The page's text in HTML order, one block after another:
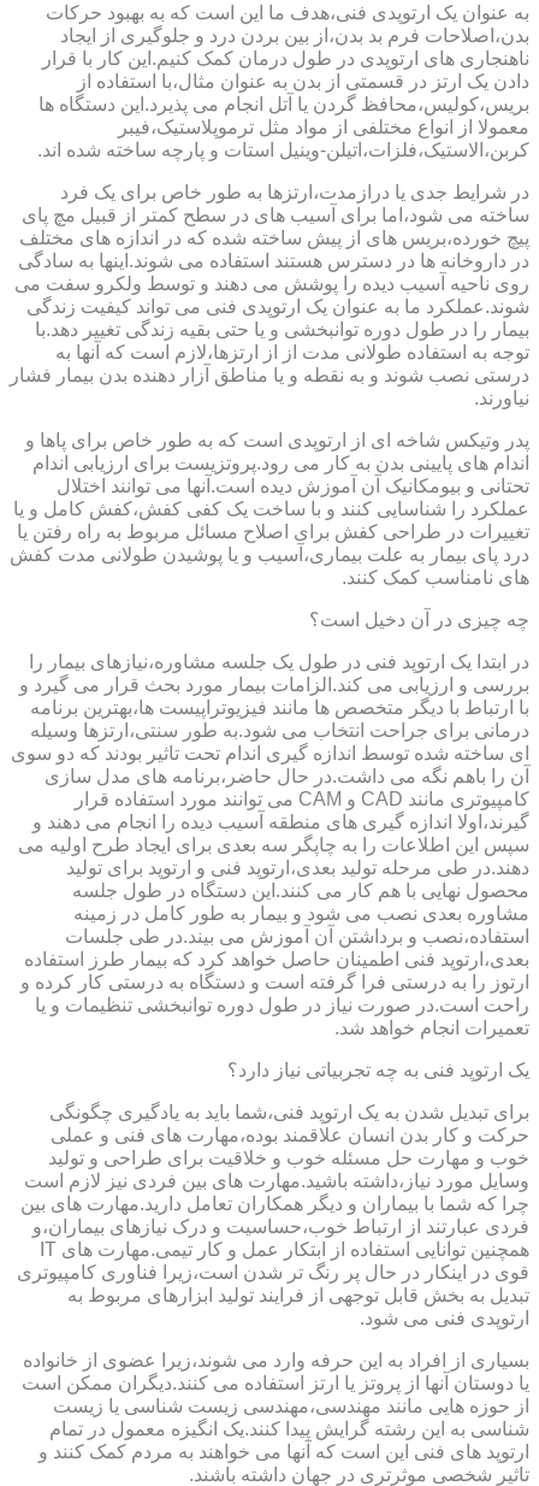
به عنوان یک ارتوپدی فنی،هدف ما این است که به بهبود حرکات
بدن،اصلاحات فرم بد بدن،از بین بردن درد و جلوگیری از ایجاد
ناهنجاری های ارتوپدی در طول درمان کمک کنیم.این کار با قرار
دادن یک ارتز در قسمتی از بدن به عنوان مثال،با استفاده از
بریس،کولیس،محافظ گردن یا آتل انجام می پذیرد.این دستگاه ها
معمولا از انواع مختلفی از مواد مثل ترموپلاستیک،فیبر
کربن،الاستیک،فلزات،اتیلن-وینیل استات و پارچه ساخته شده اند.
در شرایط جدی یا درازمدت،ارتزها به طور خاص برای یک فرد
ساخته می شود،اما برای آسیب های در سطح کمتر از قبیل مچ پای
پیچ خورده،بریس های از پیش ساخته شده که در اندازه های مختلف
در داروخانه ها در دسترس هستند استفاده می شوند.اینها به سادگی
روی ناحیه آسیب دیده را پوشش می دهند و توسط ولکرو سفت می
شوند.عملکرد ما به عنوان یک ارتوپدی فنی می تواند کیفیت زندگی
بیمار را در طول دوره توانبخشی و یا حتی بقیه زندگی تغییر دهد.با
توجه به استفاده طولانی مدت از از ارتزها،لازم است که آنها به
درستی نصب شوند و به نقطه و یا مناطق آزار دهنده بدن بیمار فشار
نیاورند.
پدر وتیکس شاخه ای از ارتوپدی است که به طور خاص برای پاها و
اندام های پایینی بدن به کار می رود.پروتزیست برای ارزیابی اندام
تحتانی و بیومکانیک آن آموزش دیده است.آنها می توانند اختلال
عملکرد را شناسایی کنند و با ساخت یک کفی کفش،کفش کامل و یا
تغییرات در طراحی کفش برای اصلاح مسائل مربوط به راه رفتن یا
درد پای بیمار به علت بیماری،آسیب و یا پوشیدن طولانی مدت کفش
های نامناسب کمک کنند.
چه چیزی در آن دخیل است؟
در ابتدا یک ارتوپد فنی در طول یک جلسه مشاوره،نیازهای بیمار را
بررسی و ارزیابی می کند.الزامات بیمار مورد بحث قرار می گیرد و
با ارتباط با دیگر متخصص ها مانند فیزیوتراپیست ها،بهترین برنامه
درمانی برای جراحت انتخاب می شود.به طور سنتی،ارتزها وسیله
ای ساخته شده توسط اندازه گیری اندام تحت تاثیر بودند که دو سوی
آن را باهم نگه می داشت.در حال حاضر،برنامه های مدل سازی
کامپیوتری مانند CAD و CAM می توانند مورد استفاده قرار
گیرند،اولا اندازه گیری های منطقه آسیب دیده را انجام می دهند و
سپس این اطلاعات را به چاپگر سه بعدی برای ایجاد طرح اولیه می
دهند.در طی مرحله تولید بعدی،ارتوپد فنی و ارتوپد برای تولید
محصول نهایی با هم کار می کنند.این دستگاه در طول جلسه
مشاوره بعدی نصب می شود و بیمار به طور کامل در زمینه
استفاده،نصب و برداشتن آن آموزش می بیند.در طی جلسات
بعدی،ارتوپد فنی اطمینان حاصل خواهد کرد که بیمار طرز استفاده
ارتوز را به درستی فرا گرفته است و دستگاه به درستی کار کرده و
راحت است.در صورت نیاز در طول دوره توانبخشی تنظیمات و یا
تعمیرات انجام خواهد شد.
یک ارتوپد فنی به چه تجربیاتی نیاز دارد؟
برای تبدیل شدن به یک ارتوپد فنی،شما باید به یادگیری چگونگی
حرکت و کار بدن انسان علاقمند بوده،مهارت های فنی و عملی
خوب و مهارت حل مسئله خوب و خلاقیت برای طراحی و تولید
وسایل مورد نیاز،داشته باشید.مهارت های بین فردی نیز لازم است
چرا که شما با بیماران و دیگر همکاران تعامل دارید.مهارت های بین
فردی عبارتند از ارتباط خوب،حساسیت و درک نیازهای بیماران،و
همچنین توانایی استفاده از ابتکار عمل و کار تیمی.مهارت های IT
قوی در اینکار در حال پر رنگ تر شدن است،زیرا فناوری کامپیوتری
تبدیل به بخش قابل توجهی از فرایند تولید ابزارهای مربوط به
ارتوپدی فنی می شود.
بسیاری از افراد به این حرفه وارد می شوند،زیرا عضوی از خانواده
یا دوستان آنها از پروتز یا ارتز استفاده می کنند.دیگران ممکن است
از حوزه هایی مانند مهندسی،مهندسی زیست شناسی یا زیست
شناسی به این رشته گرایش پیدا کنند.یک انگیزه معمول در تمام
ارتوپد های فنی این است که آنها می خواهند به مردم کمک کنند و
تاثیر شخصی موثرتری در جهان داشته باشند.